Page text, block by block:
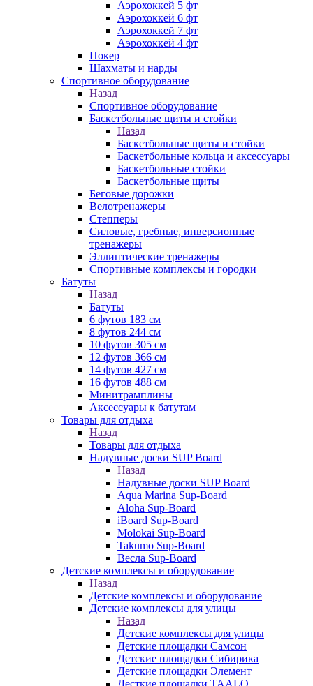
Аэрохоккей 5 фт
Аэрохоккей 6 фт
Аэрохоккей 7 фт
Аэрохоккей 4 фт
Покер
Шахматы и нарды
Спортивное оборудование
Назад
Спортивное оборудование
Баскетбольные щиты и стойки
Назад
Баскетбольные щиты и стойки
Баскетбольные кольца и аксессуары
Баскетбольные стойки
Баскетбольные щиты
Беговые дорожки
Велотренажеры
Степперы
Силовые, гребные, инверсионные
тренажеры
Эллиптические тренажеры
Спортивные комплексы и городки
Батуты
Назад
Батуты
6 футов 183 см
8 футов 244 см
10 футов 305 см
12 футов 366 см
14 футов 427 см
16 футов 488 см
Минитрамплины
Аксессуары к батутам
Товары для отдыха
Назад
Товары для отдыха
Надувные доски SUP Board
Назад
Надувные доски SUP Board
Aqua Marina Sup-Board
Aloha Sup-Board
iBoard Sup-Board
Molokai Sup-Board
Takumo Sup-Board
Весла Sup-Board
Детские комплексы и оборудование
Назад
Детские комплексы и оборудование
Детские комплексы для улицы
Назад
Детские комплексы для улицы
Детские площадки Самсон
Детские площадки Сибирика
Детские площадки Элемент
Десткие площадки TAALO